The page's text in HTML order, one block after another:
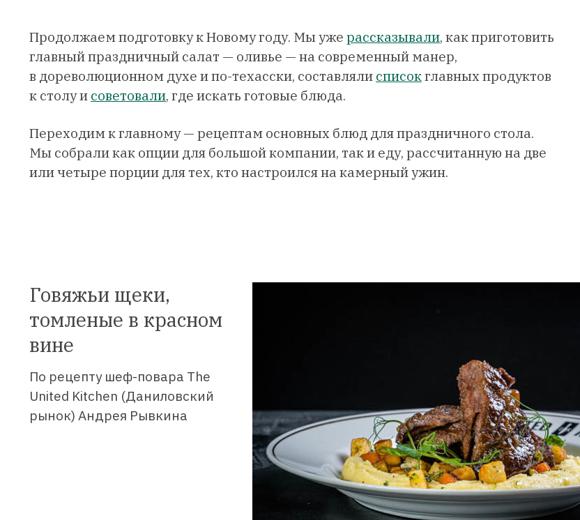
Продолжаем подготовку к Новому году. Мы уже рассказывали, как приготовить
главный праздничный салат — оливье — на современный манер,
в дореволюционном духе и по-техасски, составляли списокглавных продуктов
к столу и советовали, где искать готовые блюда.
Переходим к главному — рецептам основных блюд для праздничного стола.
Мы собрали как опции для большой компании, так и еду, рассчитанную на две
или четыре порции для тех, кто настроился на камерный ужин.
Говяжьи щеки,
томленые в красном
вине
По рецепту шеф-повара The
United Kitchen (Даниловский
рынок) Андрея Рывкина